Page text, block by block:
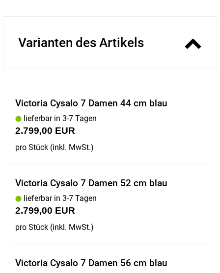
Varianten des Artikels
Victoria Cysalo 7 Damen 44 cm blau
lieferbar in 3-7 Tagen
2.799,00 EUR
pro Stück (inkl. MwSt.)
Victoria Cysalo 7 Damen 52 cm blau
lieferbar in 3-7 Tagen
2.799,00 EUR
pro Stück (inkl. MwSt.)
Victoria Cysalo 7 Damen 56 cm blau